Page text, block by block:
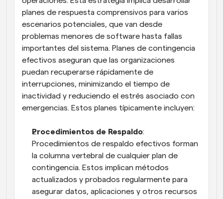
planes de respuesta comprensivos para varios
escenarios potenciales, que van desde
problemas menores de software hasta fallas
importantes del sistema. Planes de contingencia
efectivos aseguran que las organizaciones
puedan recuperarse rápidamente de
interrupciones, minimizando el tiempo de
inactividad y reduciendo el estrés asociado con
emergencias. Estos planes típicamente incluyen:
Procedimientos de Respaldo:
Procedimientos de respaldo efectivos forman
la columna vertebral de cualquier plan de
contingencia. Estos implican métodos
actualizados y probados regularmente para
asegurar datos, aplicaciones y otros recursos